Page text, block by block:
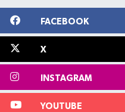
FACEBOOK
X
INSTAGRAM
YOUTUBE